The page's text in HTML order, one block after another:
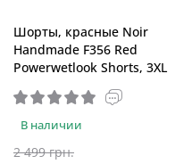
Шорты, красные Noir
Handmade F356 Red
Powerwetlook Shorts, 3XL
В наличии
2 499 грн.